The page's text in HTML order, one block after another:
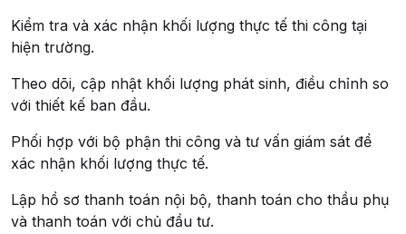
Kiểm tra và xác nhận khối lượng thực tế thi công tại
hiện trường.
Theo dõi, cập nhật khối lượng phát sinh, điều chỉnh so
với thiết kế ban đầu.
Phối hợp với bộ phận thi công và tư vấn giám sát để
xác nhận khối lượng thực tế.
Lập hồ sơ thanh toán nội bộ, thanh toán cho thầu phụ
và thanh toán với chủ đầu tư.